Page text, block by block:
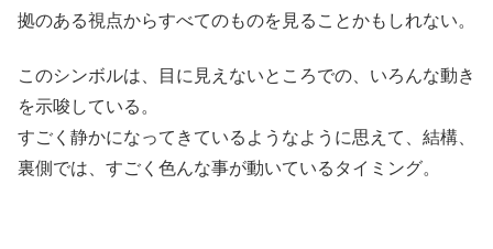
拠のある視点からすべてのものを見ることかもしれない。
このシンボルは、目に見えないところでの、いろんな動き
を示唆している。
すごく静かになってきているようなように思えて、結構、
裏側では、すごく色んな事が動いているタイミング。